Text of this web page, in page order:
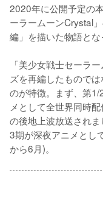
2020年に公開予定の
ーラームーンCrystal
編」を描いた物語とな
「美少女戦士セーラ
ズを再編したもので
のが特徴。まず、第
メとして全世界同時
の後地上波放送され
3期が深夜アニメとし
から6月)。